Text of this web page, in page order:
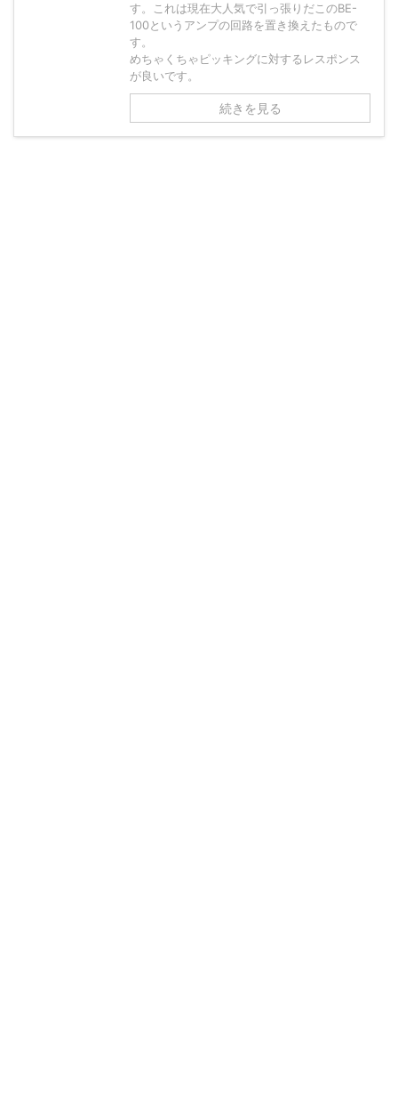
す。これは現在大人気で引っ張りだこのBE-
100というアンプの回路を置き換えたもので
す。
めちゃくちゃピッキングに対するレスポンス
が良いです。
続きを見る